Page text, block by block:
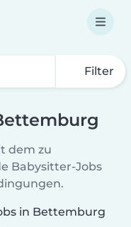
Filter
dem zu
Babysitter-Jobs
in Bettemburg